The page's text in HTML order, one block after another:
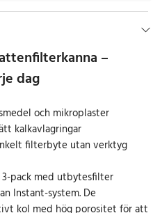
–
dag
och mikroplaster
kalkavlagringar
filterbyte utan verktyg
pack med utbytesfilter
Instant-system. De
kol med hög porositet för att